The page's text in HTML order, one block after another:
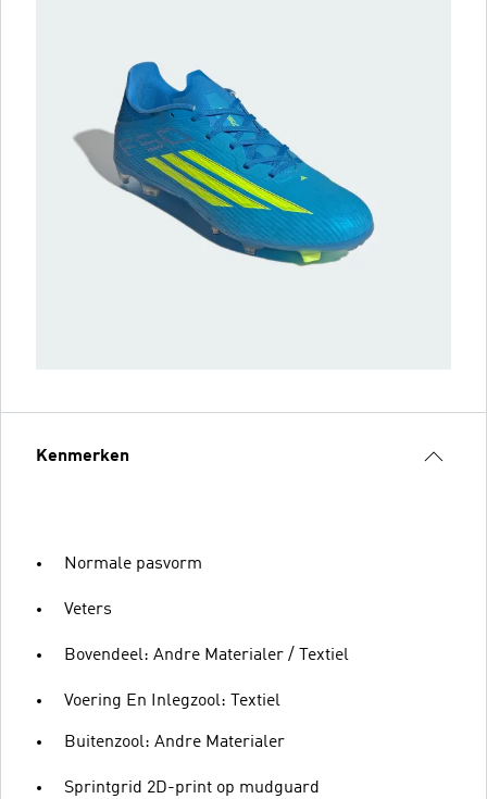
Kenmerken
Normale pasvorm
Veters
Bovendeel: Andre Materialer / Textiel
Voering En Inlegzool: Textiel
Buitenzool: Andre Materialer
Sprintgrid 2D-print op mudguard